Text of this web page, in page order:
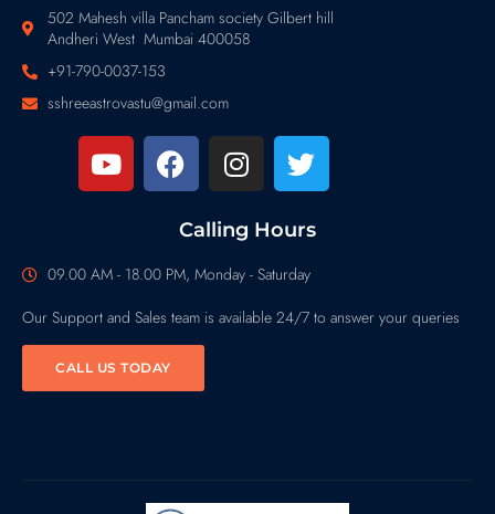
502 Mahesh villa Pancham society Gilbert hill
Andheri West Mumbai 400058
+91-790-0037-153
sshreeastrovastu@gmail.com
Calling Hours
09.00 AM - 18.00 PM, Monday - Saturday
Our Support and Sales team is available 24/7 to answer your queries
CALL US TODAY